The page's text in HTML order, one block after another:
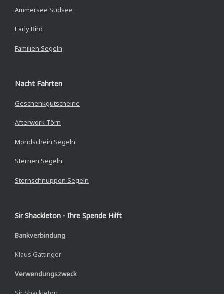
Ammersee Südsee
Early Bird
Familien Segeln
Nacht Fahrten
Geschenkgutscheine
Afterwork Törn
Mondschein Segeln
Sternen Segeln
Sternschnuppen Segeln
Sir Shackleton - Ihre Spende Hilft
Bankverbindung
Klaus Gattinger
Verwendungszweck